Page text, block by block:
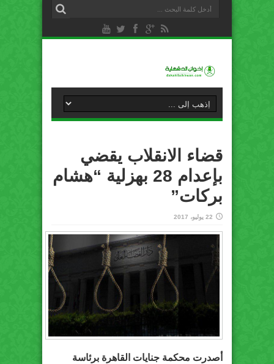
قضاء الانقلاب يقضي
بإعدام 28 بهزلية “هشام
بركات”
22 يوليو، 2017
أصدرت محكمة جنايات القاهرة برئاسة